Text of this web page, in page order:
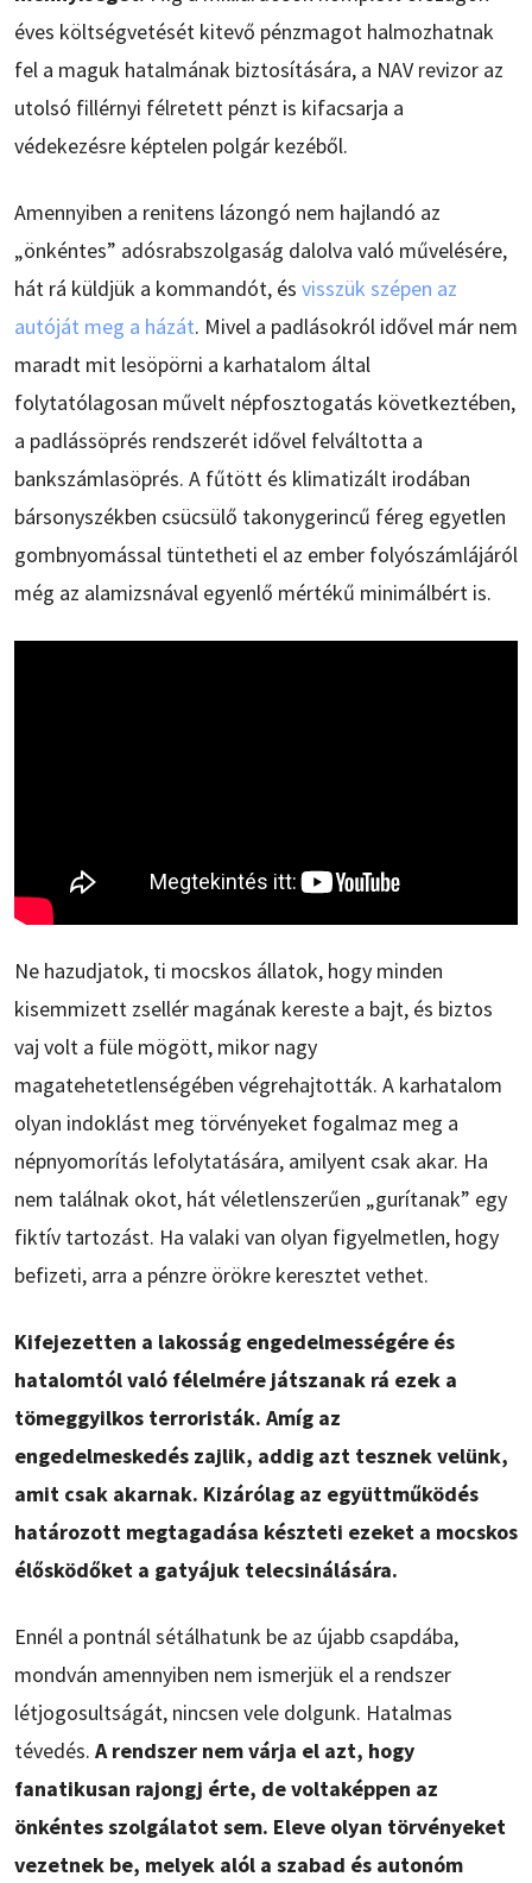
éves költségvetését kitevő pénzmagot halmozhatnak
fel a maguk hatalmának biztosítására, a NAV revizor az
utolsó fillérnyi félretett pénzt is kifacsarja a
védekezésre képtelen polgár kezéből.
Amennyiben a renitens lázongó nem hajlandó az
„önkéntes” adósrabszolgaság dalolva való művelésére,
hát rá küldjük a kommandót, és visszük szépen az
autóját meg a házát. Mivel a padlásokról idővel már nem
maradt mit lesöpörni a karhatalom által
folytatólagosan művelt népfosztogatás következtében,
a padlássöprés rendszerét idővel felváltotta a
bankszámlasöprés. A fűtött és klimatizált irodában
bársonyszékben csücsülő takonygerincű féreg egyetlen
gombnyomással tüntetheti el az ember folyószámlájáról
még az alamizsnával egyenlő mértékű minimálbért is.
Ne hazudjatok, ti mocskos állatok, hogy minden
kisemmizett zsellér magának kereste a bajt, és biztos
vaj volt a füle mögött, mikor nagy
magatehetetlenségében végrehajtották. A karhatalom
olyan indoklást meg törvényeket fogalmaz meg a
népnyomorítás lefolytatására, amilyent csak akar. Ha
nem találnak okot, hát véletlenszerűen „gurítanak” egy
fiktív tartozást. Ha valaki van olyan figyelmetlen, hogy
befizeti, arra a pénzre örökre keresztet vethet.
Kifejezetten a lakosság engedelmességére és
hatalomtól való félelmére játszanak rá ezek a
tömeggyilkos terroristák. Amíg az
engedelmeskedés zajlik, addig azt tesznek velünk,
amit csak akarnak. Kizárólag az együttműködés
határozott megtagadása készteti ezeket a mocskos
élősködőket a gatyájuk telecsinálására.
Ennél a pontnál sétálhatunk be az újabb csapdába,
mondván amennyiben nem ismerjük el a rendszer
létjogosultságát, nincsen vele dolgunk. Hatalmas
tévedés. A rendszer nem várja el azt, hogy
fanatikusan rajongj érte, de voltaképpen az
önkéntes szolgálatot sem. Eleve olyan törvényeket
vezetnek be, melyek alól a szabad és autonóm